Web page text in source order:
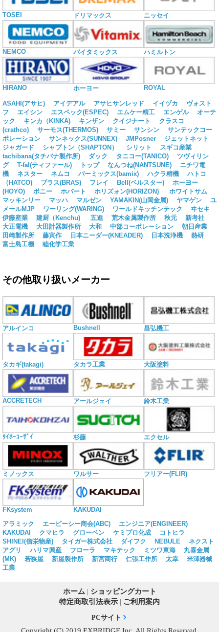
TOSEI ドリマックス ニッセイ
NEMCO バイタミックス ハミルトン
HIRANO ホーヨー ROYAL
ASAHI(アサヒ) アイデアル アサヒサンレッド イイヅカ
ヴォスト
フ
エイシン エスペック(ESPEC) エムケー精工 エンゲル
オーテ
ック
キンカ（KINKA) キンザン クイジナート
クラスコ
(crathco)
サーモス(THERMOS) サミー サンシン
サンテックコー
ポレーション
サンネックス(SUNNEX) JMPosner
ジェットネット
ジャガード
シャプトン（SHAPTON） シリット
スギコ産業
tachibana(タチバナ製作所)
ダック タニコー(TANICO)
ツヴィリン
グ
T-fal(ティファール) トップ なんつね(NANTSUNE)
ニチワ電
機
ネスター ネムコ バーミックス(bamix) ハクラ精機
ハトコ
（HATCO)
ブラス(BRAS) フレイ Bell(ベルスター)
ホーヨー
(HOYO)
ボニー ホバート ホリズォン(HORIZON)
ホワイトサム
マッキンリー
マッハ マルゼン YAMAKIN(山岡金属) ヤマゲン
ユ
メールMJP
ワーリング(WARING) ワールドキッチンテック
ヰセキ
伊藤産業
建厨（Kenchu) 五進 荒木金属製作所 秋元
新考社
大正電機
大田計器製作所 大和 中部コーポレーション
朝日産業
田崎製作所
藤寅作 日本ニーダー(KNEADER) 日本洗浄機
熱研
富士島工機
睦化学工業
その他取り扱いメーカー
アルインコ Bushnell 昌弘機工
タカギ(takagi) タカラ工業 大阪塗料
ACCRETECH アールジェイ 鈴木工業
ﾀｲﾎｰｺｰｻﾞｲ 杉藤 エクセル
ミノックス ワルサー フリアー(FLIR)
FKsystem
KAKUDAI
アラミック
エービーシー商会(ABC)
エンジニア(ENGINEER)
KAKUDAI
クマヒラ グローベン ケミプロ化成
コトヒラ
SHINEI(信栄物産)
タイガー株式会社 ダイフク NEBULE
ネクスト
アグリ
ハリマ興産 フローラ マキテック ミツワ東海
丸喜金属
(MK)
若狭屋 新屋製作所 新宮商行 仁張工作所 太幸
米澤器械
工業
ホーム | ショッピングカート
特定商取引法表示 | ご利用案内
PCサイト